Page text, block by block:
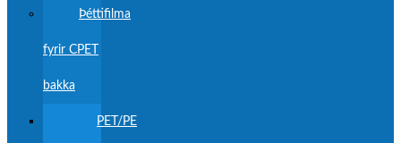
Þéttifilma
fyrir CPET
bakka
PET/PE